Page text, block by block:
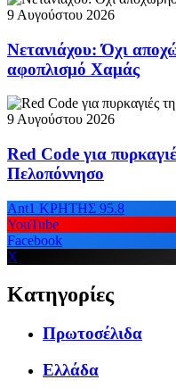
9 Αυγούστου 2026
Νετανιάχου: Όχι
αφοπλισμό Χαμάς
9 Αυγούστου 2026
Red Code για
Πελοπόννησο
Ant1 ΚΡΗΤΗΣ 95.8
YouTube
Facebook
X
Κατηγορίες
Πρωτοσέλιδα
Ελλάδα